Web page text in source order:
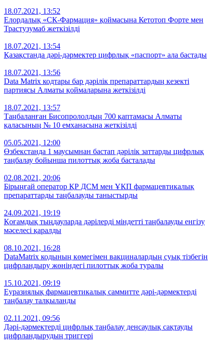
18.07.2021, 13:52
Елордалық «СК-Фармация» қоймасына Кетотоп Форте мен
Трастузумаб жеткізілді
18.07.2021, 13:54
Қазақстанда дәрі-дәрмектер цифрлық «паспорт» ала бастады
18.07.2021, 13:56
Data Matrix кодтары бар дәрілік препараттардың кезекті
партиясы Алматы қоймаларына жеткізілді
18.07.2021, 13:57
Таңбаланған Бисопрололдың 700 қаптамасы Алматы
қаласының № 10 емханасына жеткізілді
05.05.2021, 12:00
Өзбекстанда 1 маусымнан бастап дәрілік заттарды цифрлық
таңбалау бойынша пилоттық жоба басталады
02.08.2021, 20:06
Бірыңғай оператор ҚР ДСМ мен ҰКП фармацевтикалық
препараттарды таңбалауды таныстырды
24.09.2021, 19:19
Қоғамдық тыңдауларда дәрілерді міндетті таңбалауды енгізу
мәселесі қаралды
08.10.2021, 16:28
DataMatrix кодының көмегімен вакциналардың суық тізбегін
цифрландыру жөніндегі пилоттық жоба туралы
15.10.2021, 09:19
Еуразиялық фармацевтикалық саммитте дәрі-дәрмектерді
таңбалау талқыланды
02.11.2021, 09:56
Дәрі-дәрмектерді цифрлық таңбалау денсаулық сақтауды
цифрландырудың триггері